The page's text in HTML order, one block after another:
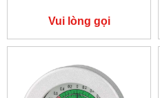
Vui lòng gọi